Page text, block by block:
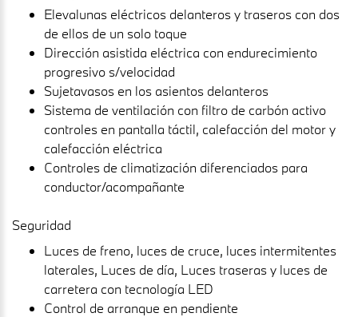
Elevalunas eléctricos delanteros y traseros con dos
de ellos de un solo toque
Dirección asistida eléctrica con endurecimiento
progresivo s/velocidad
Sujetavasos en los asientos delanteros
Sistema de ventilación con filtro de carbón activo
controles en pantalla táctil, calefacción del motor y
calefacción eléctrica
Controles de climatización diferenciados para
conductor/acompañante
Seguridad
Luces de freno, luces de cruce, luces intermitentes
laterales, Luces de día, Luces traseras y luces de
carretera con tecnología LED
Control de arranque en pendiente